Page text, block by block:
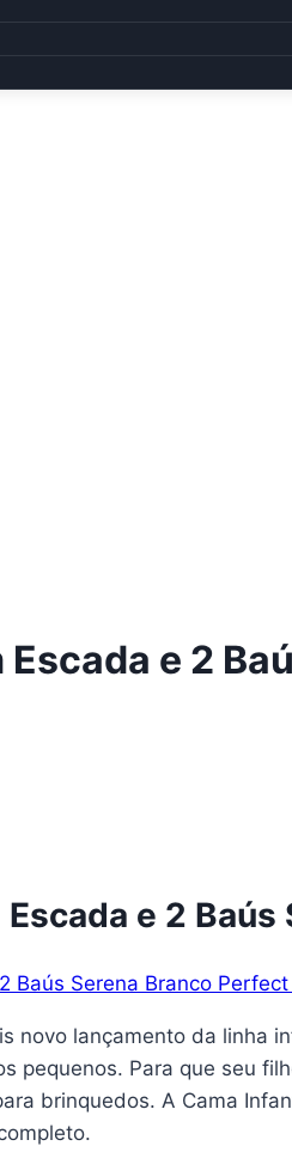
e 2
e 2
novo lançamento da linha
pequenos. Para que seu
brinquedos. A Cama